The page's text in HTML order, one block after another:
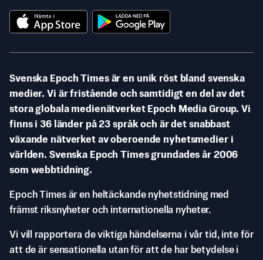
Svenska Epoch Times är en unik röst bland svenska
medier. Vi är fristående och samtidigt en del av det
stora globala medienätverket Epoch Media Group. Vi
finns i 36 länder på 23 språk och är det snabbast
växande nätverket av oberoende nyhetsmedier i
världen. Svenska Epoch Times grundades år 2006
som webbtidning.
Epoch Times är en heltäckande nyhetstidning med
främst riksnyheter och internationella nyheter.
Vi vill rapportera de viktiga händelserna i vår tid, inte för
att de är sensationella utan för att de har betydelse i